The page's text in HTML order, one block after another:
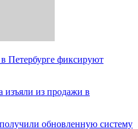
Петербурге фиксируют
изъяли из продажи в
обновленную систему